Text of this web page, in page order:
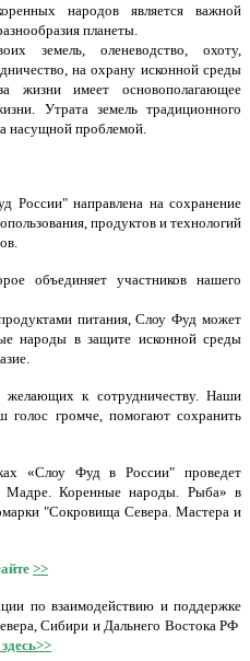
народов является важной
планеты.
земель, оленеводство, охоту,
на охрану исконной среды
жизни имеет основополагающее
Утрата земель традиционного
насущной проблемой.
России" направлена на сохранение
продуктов и технологий
объединяет участников нашего
питания, Слоу Фуд может
народы в защите исконной среды
к сотрудничеству. Наши
громче, помогают сохранить
«Слоу Фуд в России" проведет
Мадре. Коренные народы. Рыба» в
"Сокровища Севера. Мастера и
айте >>
по взаимодействию и поддержке
Сибири и Дальнего Востока РФ